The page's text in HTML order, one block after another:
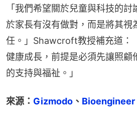
「我們希望關於兒童與科技的
於家長有沒有做對，而是將其視
任。」Shawcroft教授補充道：
健康成長，前提是必須先讓照顧
的支持與福祉。」
來源： Gizmodo 、 Bioengineer